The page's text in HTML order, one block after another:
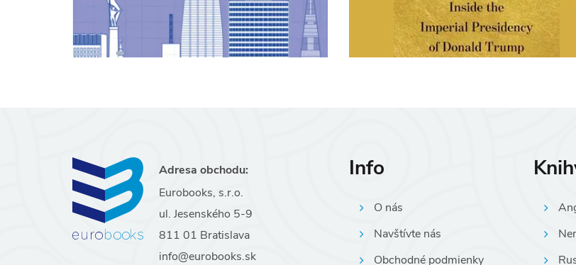
Adresa obchodu:
Eurobooks, s.r.o.
ul. Jesenského 5-9
811 01 Bratislava
info@eurobooks.sk
Info
O nás
Navštívte nás
Obchodné podmienky